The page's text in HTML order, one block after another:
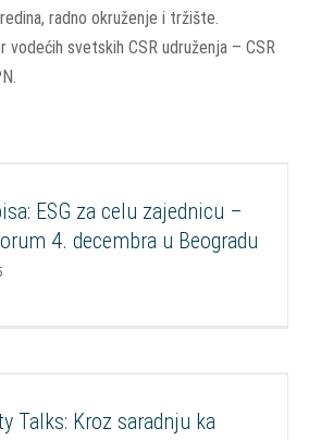
radno okruženje i tržište.
vodećih svetskih CSR udruženja – CSR
Forum FOP FOP Podrška kompanijama
socijalnih inovacija Socijalna nabavka
ESG za celu zajednicu –
4. decembra u Beogradu
Impakt investiranje Razvoj CSR
Razvoj
Talks: Kroz saradnju ka